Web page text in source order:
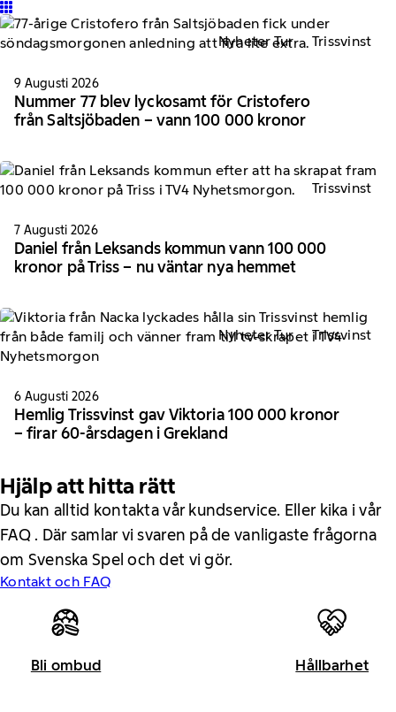
Nyheter Tur Trissvinst
9 Augusti 2026
Nummer 77 blev lyckosamt för Cristofero
från Saltsjöbaden – vann 100 000 kronor
Trissvinst
7 Augusti 2026
Daniel från Leksands kommun vann 100 000
kronor på Triss – nu väntar nya hemmet
Nyheter Tur Trissvinst
6 Augusti 2026
Hemlig Trissvinst gav Viktoria 100 000 kronor
– firar 60-årsdagen i Grekland
Hjälp att hitta rätt
Du kan alltid kontakta vår kundservice. Eller kika i vår
FAQ . Där samlar vi svaren på de vanligaste frågorna
om Svenska Spel och det vi gör.
Kontakt och FAQ
Bli ombud Hållbarhet